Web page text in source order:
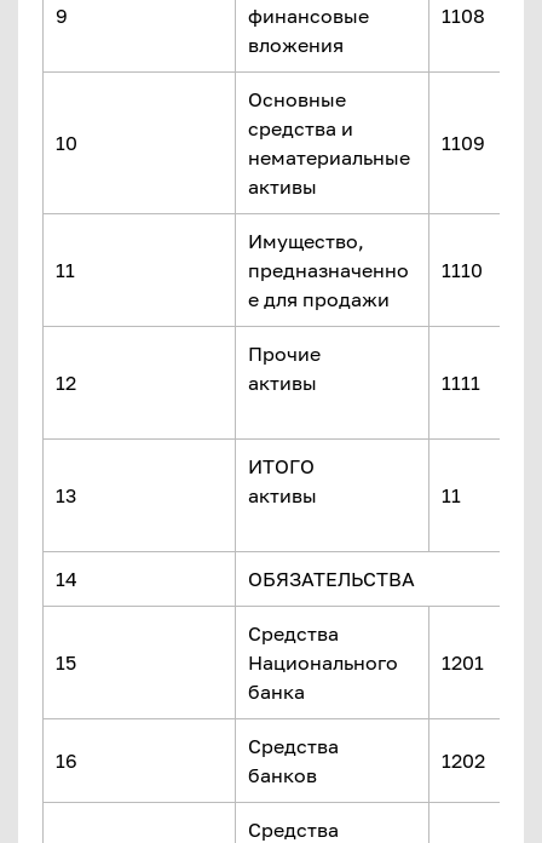
9
финансовые
вложения
1108
10
Основные
средства и
нематериальные
активы
1109
11
Имущество,
предназначенно
е для продажи
1110
12
Прочие
активы
1111
13
ИТОГО
активы
11
14
15
Средства
Национального
банка
1201
16
Средства
банков
1202
Средства